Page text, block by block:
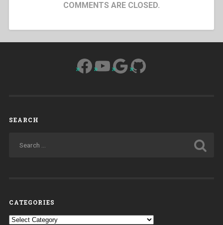
COMMENTS ARE CLOSED.
Facebook
YouTube
Google
GitHub
SEARCH
CATEGORIES
Categories